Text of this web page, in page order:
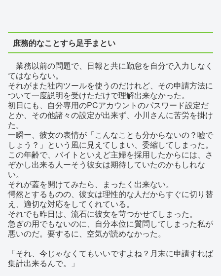
庶務的なことすら足手まとい
業務以前の問題で、日報と共に勤怠を自分で入力しなく
てはならない。
それがまた社内ツールを使うのだけれど、その申請方法に
ついて一度説明を受けただけで理解出来なかった。
初日にも、自分専用のPCアカウントのパスワード設定だ
とか、その他諸々の設定が出来ず、小川さんに苦労を掛け
た。
一瞬ー、彼女の表情が「こんなことも分からないの？嘘で
しょう？」という風に見えてしまい、委縮してしまった。
この年齢で、バイトといえど主婦を採用したからには、さ
ぞかし出来る人ーそう彼女は期待していたのかもしれな
い。
それが蓋を開けてみたら、まったく出来ない。
愕然とするものの、彼女は理性的な人だからすぐに切り替
え、適切な対応をしてくれている。
それでも昨日は、流石に彼女を苛つかせてしまった。
急ぎの用でもないのに、自分本位に質問してしまった私が
悪いのだ。要するに、空気が読めなかった。
「それ、今じゃなくてもいいですよね？月末に申請すれば
集計出来るんで。」